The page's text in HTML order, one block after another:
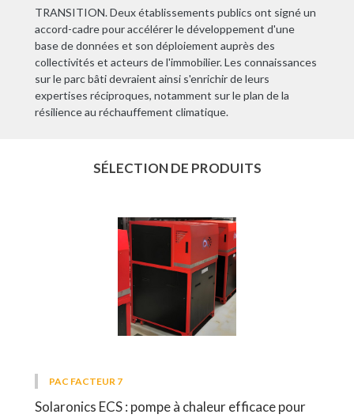
TRANSITION. Deux établissements publics ont signé un
accord-cadre pour accélérer le développement d'une
base de données et son déploiement auprès des
collectivités et acteurs de l'immobilier. Les connaissances
sur le parc bâti devraient ainsi s'enrichir de leurs
expertises réciproques, notamment sur le plan de la
résilience au réchauffement climatique.
SÉLECTION DE PRODUITS
PAC FACTEUR 7
Solaronics ECS : pompe à chaleur efficace pour